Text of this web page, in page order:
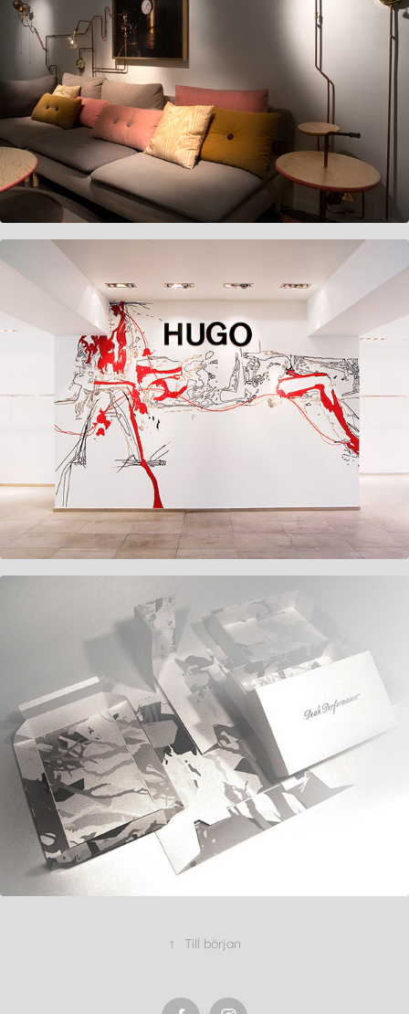
Brewery
Hugo Boss
Peak Performance
↑ Till början